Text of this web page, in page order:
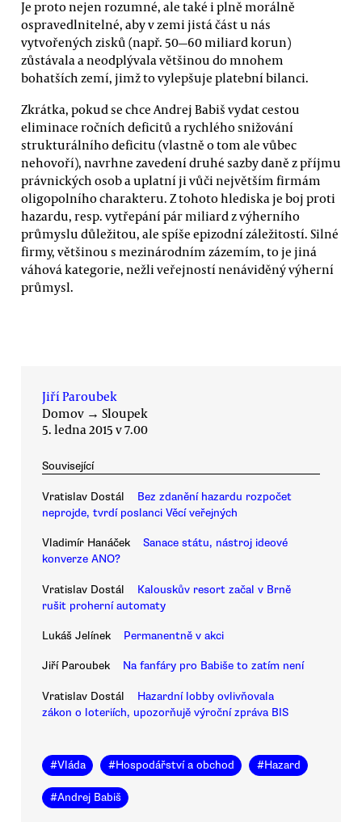
Je proto nejen rozumné, ale také i plně morálně
ospravedlnitelné, aby v zemi jistá část u nás
vytvořených zisků (např. 50—60 miliard korun)
zůstávala a neodplývala většinou do mnohem
bohatších zemí, jimž to vylepšuje platební bilanci.
Zkrátka, pokud se chce Andrej Babiš vydat cestou
eliminace ročních deficitů a rychlého snižování
strukturálního deficitu (vlastně o tom ale vůbec
nehovoří), navrhne zavedení druhé sazby daně z příjmu
právnických osob a uplatní ji vůči největším firmám
oligopolního charakteru. Z tohoto hlediska je boj proti
hazardu, resp. vytřepání pár miliard z výherního
průmyslu důležitou, ale spíše epizodní záležitostí. Silné
firmy, většinou s mezinárodním zázemím, to je jiná
váhová kategorie, nežli veřejností nenáviděný výherní
průmysl.
Jiří Paroubek
Domov → Sloupek
5. ledna 2015 v 7.00
Související
Vratislav Dostál
Bez zdanění hazardu rozpočet
neprojde, tvrdí poslanci Věcí veřejných
Vladimír Hanáček
Sanace státu, nástroj ideové
konverze ANO?
Vratislav Dostál
Kalouskův resort začal v Brně
rušit proherní automaty
Lukáš Jelínek Permanentně v akci
Jiří Paroubek Na fanfáry pro Babiše to zatím není
Vratislav Dostál
Hazardní lobby ovlivňovala
zákon o loteriích, upozorňujě výroční zpráva BIS
#Vláda #Hospodářství a obchod #Hazard
#Andrej Babiš